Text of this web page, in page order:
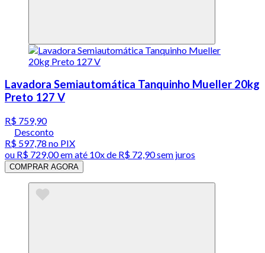
Lavadora Semiautomática Tanquinho Mueller 20kg
Preto 127 V
R$ 759,90
Desconto
R$ 597,78 no PIX
ou R$ 729,00em até 10x de R$ 72,90 sem juros
COMPRAR AGORA